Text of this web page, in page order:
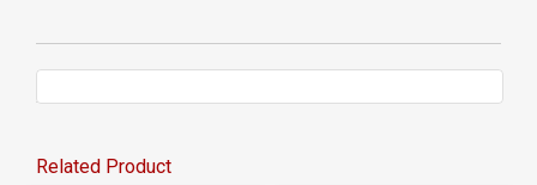
Related Product